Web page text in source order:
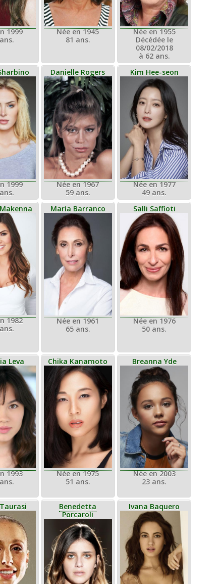
1999
Née en 1945
81 ans.
Née en 1955
Décédée le
08/02/2018
à 62 ans.
1999
Danielle Rogers
Née en 1967
59 ans.
Kim Hee-seon
Née en 1977
49 ans.
1982
María Barranco
Née en 1961
65 ans.
Salli Saffioti
Née en 1976
50 ans.
Leva
1993
Chika Kanamoto
Née en 1975
51 ans.
Breanna Yde
Née en 2003
23 ans.
Benedetta
Porcaroli
Ivana Baquero